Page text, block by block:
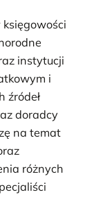
instytucji
i
źródeł
doradcy
na temat
różnych